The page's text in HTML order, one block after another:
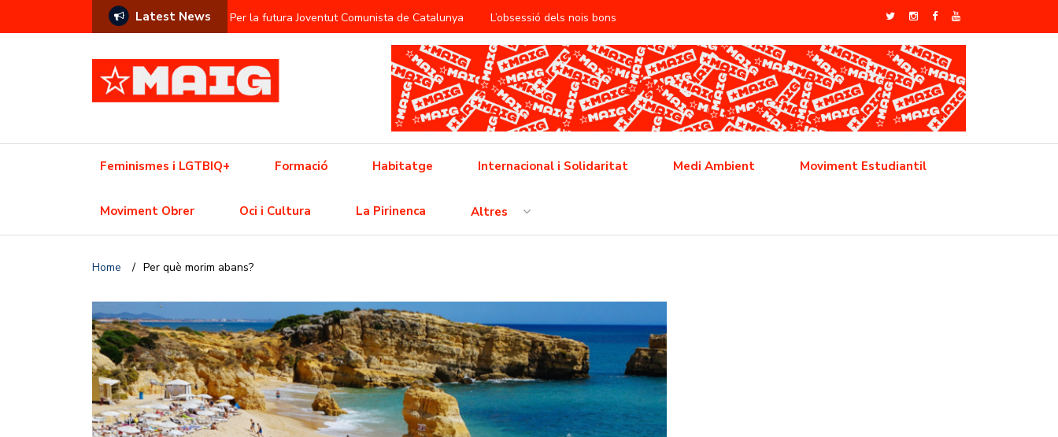
Latest News Per la futura Joventut Comunista de Catalunya L’obsessió dels nois bons
Prostitució com a commodificació del treball reproductiu
L’Ajuntament contra el futbol popular barceloní Cap a la vaga general
Una Olimpíada contra el feixisme Cinema i propaganda a la RDA
Crisi de l’habitatge? Això no és pas una crisi, això és un conflicte i l’hem de guanyar!
Feminismes i LGTBIQ+ Formació Habitatge Internacional i Solidaritat Medi Ambient Moviment Estudiantil
Moviment Obrer Oci i Cultura La Pirinenca Altres
Home / Per què morim abans?